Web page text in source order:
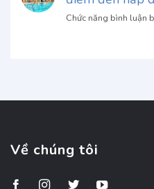
Chức năng bình luận
Về chúng tôi